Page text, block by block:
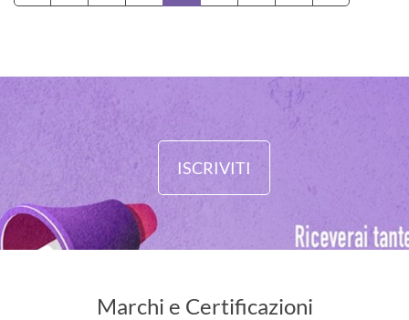
ISCRIVITI
Marchi e Certificazioni